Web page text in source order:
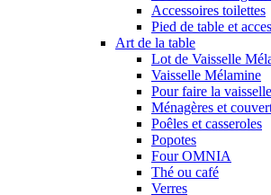
Accessoires toilettes
Pied de table et
Art de la table
Lot de Vaisselle
Vaisselle Mélamine
Pour faire la vaisselle
Ménagères et
Poêles et casseroles
Popotes
Four OMNIA
Thé ou café
Verres